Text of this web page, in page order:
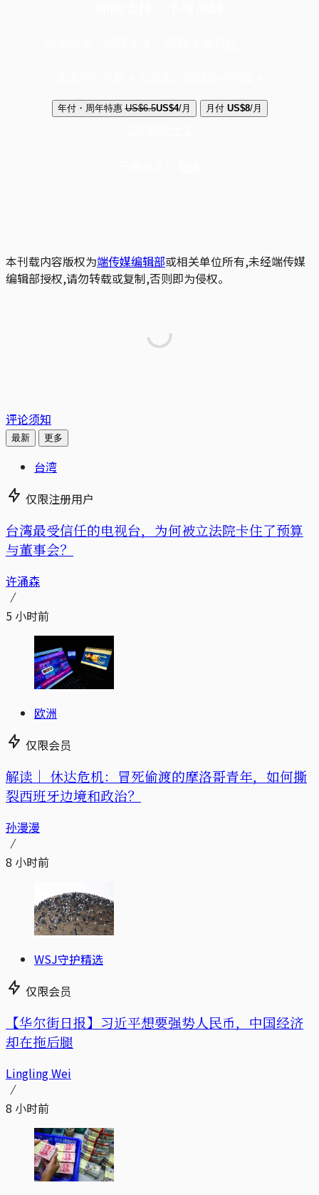
年付・周年特惠 US$6.5US$4/月 月付 US$8/月
本刊载内容版权为端传媒编辑部或相关单位所有,未经端传媒
编辑部授权,请勿转载或复制,否则即为侵权。
评论须知
最新 更多
台湾
仅限注册用户
台湾最受信任的电视台，为何被立法院卡住了预算
与董事会？
许涌森
5 小时前
欧洲
仅限会员
解读｜ 休达危机：冒死偷渡的摩洛哥青年，如何撕
裂西班牙边境和政治？
孙漫漫
8 小时前
WSJ守护精选
仅限会员
【华尔街日报】习近平想要强势人民币，中国经济
却在拖后腿
Lingling Wei
8 小时前